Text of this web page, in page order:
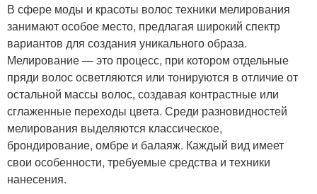
В сфере моды и красоты волос техники мелирования
занимают особое место, предлагая широкий спектр
вариантов для создания уникального образа.
Мелирование — это процесс, при котором отдельные
пряди волос осветляются или тонируются в отличие от
остальной массы волос, создавая контрастные или
сглаженные переходы цвета. Среди разновидностей
мелирования выделяются классическое,
брондирование, омбре и балаяж. Каждый вид имеет
свои особенности, требуемые средства и техники
нанесения.